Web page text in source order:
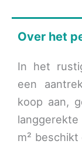
Over het
In het
een
koop aan,
m²